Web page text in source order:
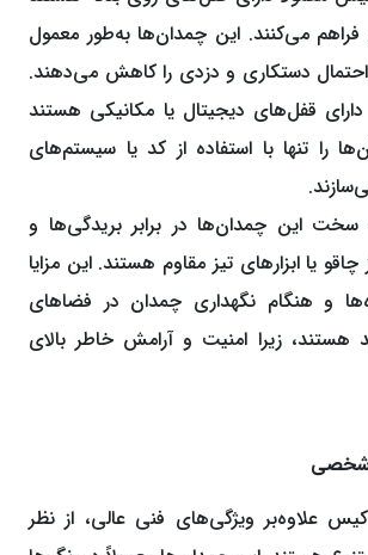
می‌کنند. این چمدان‌ها به‌طور معمول
دستکاری و دزدی را کاهش می‌دهند.
قفل‌های دیجیتال یا مکانیکی هستند
را تنها با استفاده از کد یا سیستم‌های
سخت این چمدان‌ها در برابر بریدگی‌ها و
یا ابزارهای تیز مقاوم هستند. این مزایا
و هنگام نگهداری چمدان در فضاهای
هستند، زیرا امنیت و آرامش خاطر بالای
علاوه‌بر ویژگی‌های فنی عالی، از نظر